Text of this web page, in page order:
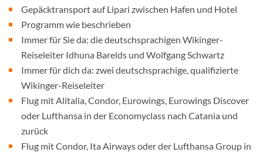
Gepäcktransport auf Lipari zwischen Hafen und Hotel
Programm wie beschrieben
Immer für Sie da: die deutschsprachigen Wikinger-
Reiseleiter Idhuna Barelds und Wolfgang Schwartz
Immer für dich da: zwei deutschsprachige, qualifizierte
Wikinger-Reiseleiter
Flug mit Alitalia, Condor, Eurowings, Eurowings Discover
oder Lufthansa in der Economyclass nach Catania und
zurück
Flug mit Condor, Ita Airways oder der Lufthansa Group in